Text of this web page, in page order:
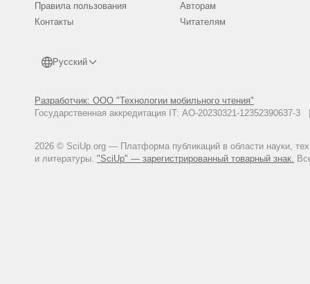
Правила пользования
Контакты
Русский
Разработчик: ООО "Технологии мобильного чтения"
Государственная аккредитация IT: АО-20230321-
2026 © SciUp.org — Платформа публикаций в области науки,
и литературы. "SciUp" — зарегистрированный товарный знак.
Авторам
Читателям